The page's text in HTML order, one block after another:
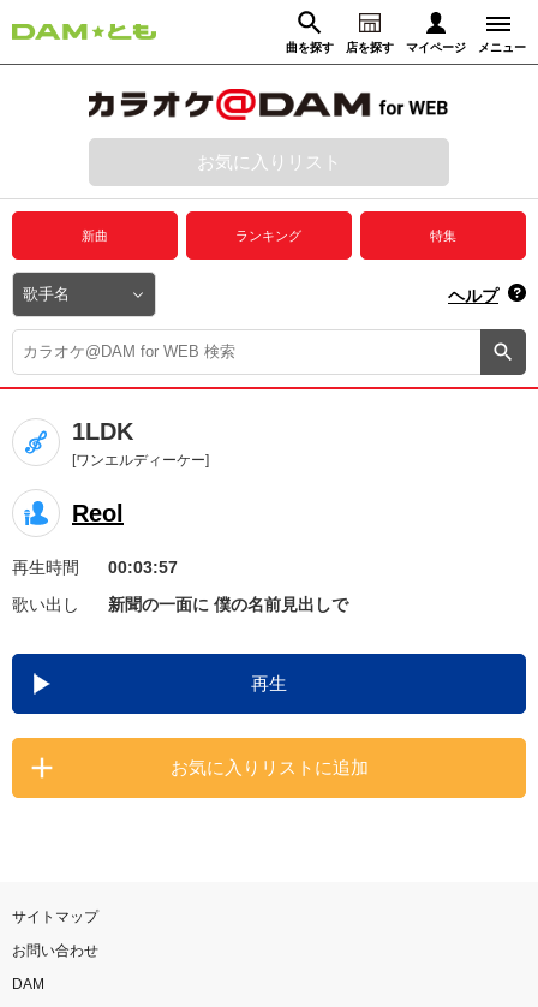
曲を探す 店を探す マイページ メニュー
動画からさがす 録音からさがす
ログイン
プレミアムサービス
DAM★とも動画
DAM★とも録音
カラオケ＠DAM
ユーザー検索
キャンペーン
お知らせ よくあるご質問
DAMの新曲・ランキングなど
カラオケ最新情報をチェック！
お気に入りリスト
新曲 ランキング 特集
ヘルプ
1LDK
[ワンエルディーケー]
Reol
再生時間
00:03:57
歌い出し
新聞の一面に 僕の名前見出しで
再生
お気に入りリストに追加
サイトマップ
お問い合わせ
DAM